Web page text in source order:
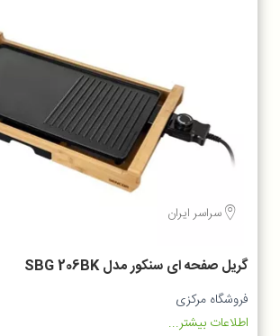
سراسر ایران
گریل صفحه ای سنکور مدل SBG 206BK
فروشگاه مرکزی
اطلاعات بیشتر...